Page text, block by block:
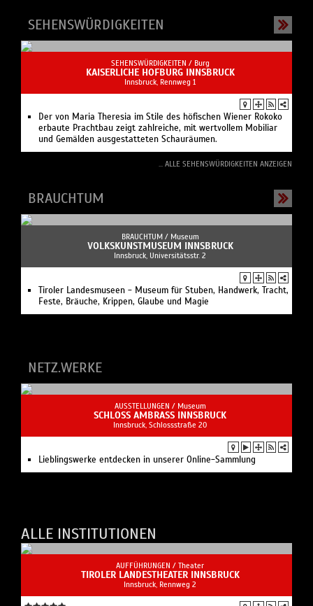
SEHENSWÜRDIGKEITEN
SEHENSWÜRDIGKEITEN / Burg
KAISERLICHE HOFBURG INNSBRUCK
Innsbruck, Rennweg 1
Der von Maria Theresia im Stile des höfischen Wiener Rokoko
erbaute Prachtbau zeigt zahlreiche, mit wertvollem Mobiliar
und Gemälden ausgestatteten Schauräumen.
... ALLE SEHENSWÜRDIGKEITEN ANZEIGEN
BRAUCHTUM
BRAUCHTUM / Museum
VOLKSKUNSTMUSEUM INNSBRUCK
Innsbruck, Universitätsstr. 2
Tiroler Landesmuseen - Museum für Stuben, Handwerk, Tracht,
Feste, Bräuche, Krippen, Glaube und Magie
NETZ.WERKE
AUSSTELLUNGEN / Museum
SCHLOSS AMBRASS INNSBRUCK
Innsbruck, Schlossstraße 20
Lieblingswerke entdecken in unserer Online-Sammlung
ALLE INSTITUTIONEN
AUFFÜHRUNGEN / Theater
TIROLER LANDESTHEATER INNSBRUCK
Innsbruck, Rennweg 2